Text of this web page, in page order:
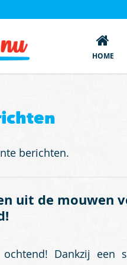
HOME
berichten.
uit de mouwen
Dankzij een